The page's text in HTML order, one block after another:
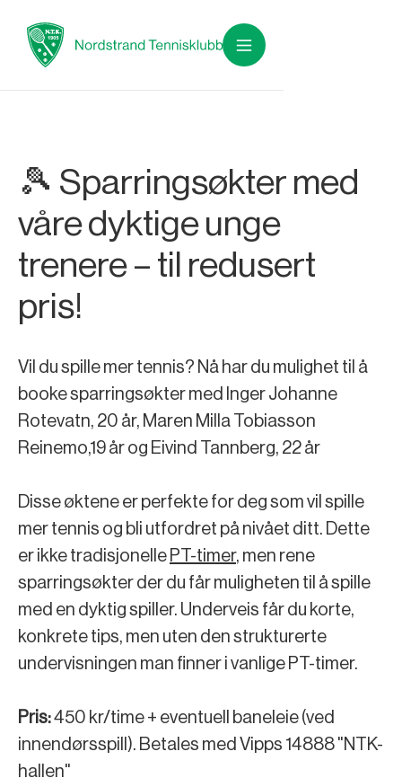
🎾 Sparringsøkter med
våre dyktige unge
trenere – til redusert
pris!
Vil du spille mer tennis? Nå har du mulighet til å
booke sparringsøkter med Inger Johanne
Rotevatn, 20 år, Maren Milla Tobiasson
Reinemo,19 år og Eivind Tannberg, 22 år
Disse øktene er perfekte for deg som vil spille
mer tennis og bli utfordret på nivået ditt. Dette
er ikke tradisjonelle PT-timer, men rene
sparringsøkter der du får muligheten til å spille
med en dyktig spiller. Underveis får du korte,
konkrete tips, men uten den strukturerte
undervisningen man finner i vanlige PT-timer.
Pris:450 kr/time + eventuell baneleie (ved
innendørsspill). Betales med Vipps 14888 "NTK-
hallen"